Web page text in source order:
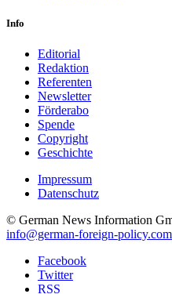
Info
Editorial
Redaktion
Referenten
Newsletter
Förderabo
Spende
Copyright
Geschichte
Impressum
Datenschutz
© German News Information
info@german-foreign-policy.com
Facebook
Twitter
RSS